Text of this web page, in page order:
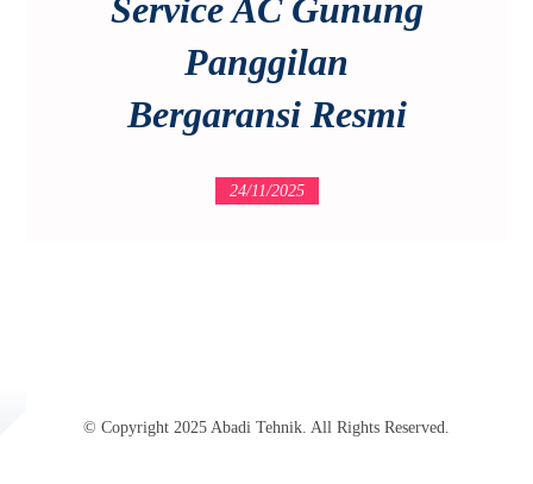
Service AC Gunung
Panggilan
Bergaransi Resmi
24/11/2025
© Copyright 2025 Abadi Tehnik. All Rights Reserved.